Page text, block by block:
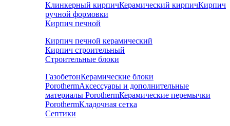
Клинкерный кирпичКерамический кирпичКирпич
ручной формовки
Кирпич печной
Кирпич печной керамический
Кирпич строительный
Строительные блоки
ГазобетонКерамические блоки
PorothermАксессуары и дополнительные
материалы PorothermКерамические перемычки
PorothermКладочная сетка
Септики